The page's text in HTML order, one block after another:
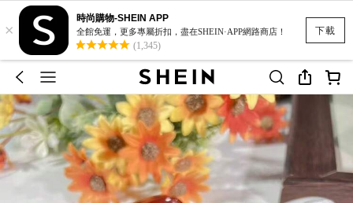
下載
×
時尚購物-SHEIN APP
全館免運，更多專屬折扣，盡在SHEIN·APP網路商店！
(1,345)